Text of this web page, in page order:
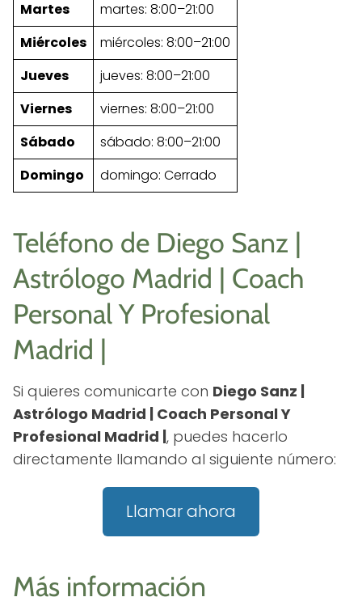
Martes
martes: 8:00–21:00
Miércoles
miércoles: 8:00–21:00
Jueves
jueves: 8:00–21:00
Viernes
viernes: 8:00–21:00
Sábado
sábado: 8:00–21:00
Domingo
domingo: Cerrado
Teléfono de Diego Sanz |
Astrólogo Madrid | Coach
Personal Y Profesional
Madrid |
Si quieres comunicarte con Diego Sanz |
Astrólogo Madrid | Coach Personal Y
Profesional Madrid |, puedes hacerlo
directamente llamando al siguiente número:
Llamar ahora
Más información